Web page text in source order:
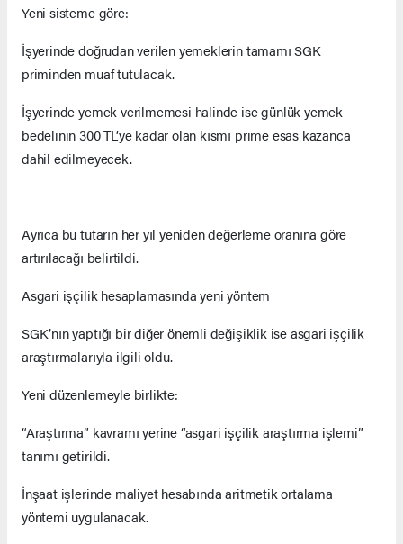
Yeni sisteme göre:
İşyerinde doğrudan verilen yemeklerin tamamı SGK
priminden muaf tutulacak.
İşyerinde yemek verilmemesi halinde ise günlük yemek
bedelinin 300 TL’ye kadar olan kısmı prime esas kazanca
dahil edilmeyecek.
Ayrıca bu tutarın her yıl yeniden değerleme oranına göre
artırılacağı belirtildi.
Asgari işçilik hesaplamasında yeni yöntem
SGK’nın yaptığı bir diğer önemli değişiklik ise asgari işçilik
araştırmalarıyla ilgili oldu.
Yeni düzenlemeyle birlikte:
“Araştırma” kavramı yerine “asgari işçilik araştırma işlemi”
tanımı getirildi.
İnşaat işlerinde maliyet hesabında aritmetik ortalama
yöntemi uygulanacak.